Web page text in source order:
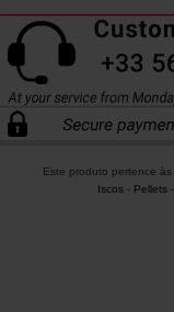
Este produto pertence
Iscos - Pellets